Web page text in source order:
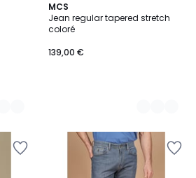
MCS
Jean regular tapered stretch
coloré
139,00 €
4
Couleurs